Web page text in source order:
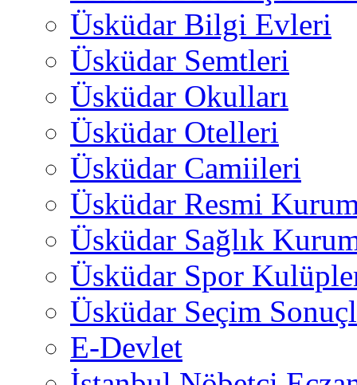
Üsküdar Bilgi Evleri
Üsküdar Semtleri
Üsküdar Okulları
Üsküdar Otelleri
Üsküdar Camiileri
Üsküdar Resmi
Üsküdar Sağlık
Üsküdar Spor
Üsküdar Seçim
E-Devlet